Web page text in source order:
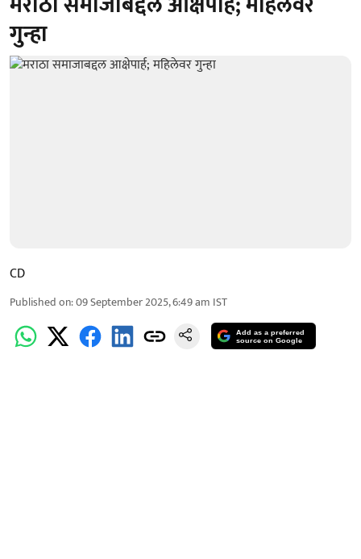
गुन्हा
CD
Published on:09 September 2025, 6:49 am IST
Add as a preferred
source on Google